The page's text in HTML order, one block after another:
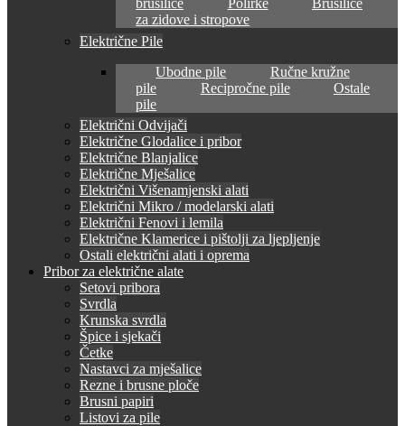
brusilice
Polirke
Brusilice
za zidove i stropove
Električne Pile
Ubodne pile
Ručne kružne
pile
Recipročne pile
Ostale
pile
Električni Odvijači
Električne Glodalice i pribor
Električne Blanjalice
Električne Mješalice
Električni Višenamjenski alati
Električni Mikro / modelarski alati
Električni Fenovi i lemila
Električne Klamerice i pištolji za ljepljenje
Ostali električni alati i oprema
Pribor za električne alate
Setovi pribora
Svrdla
Krunska svrdla
Špice i sjekači
Četke
Nastavci za mješalice
Rezne i brusne ploče
Brusni papiri
Listovi za pile